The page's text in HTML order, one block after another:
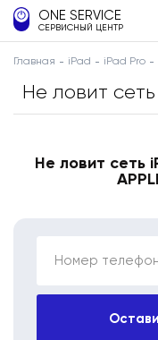
ONE SERVICE
СЕРВИСНЫЙ ЦЕНТР
Главная iPad iPad Pro
Не ловит сеть
Не ловит сеть
Номер